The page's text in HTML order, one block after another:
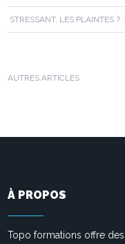
STRESSANT, LES PLAINTES ?
AUTRES ARTICLES
À PROPOS
Topo formations offre